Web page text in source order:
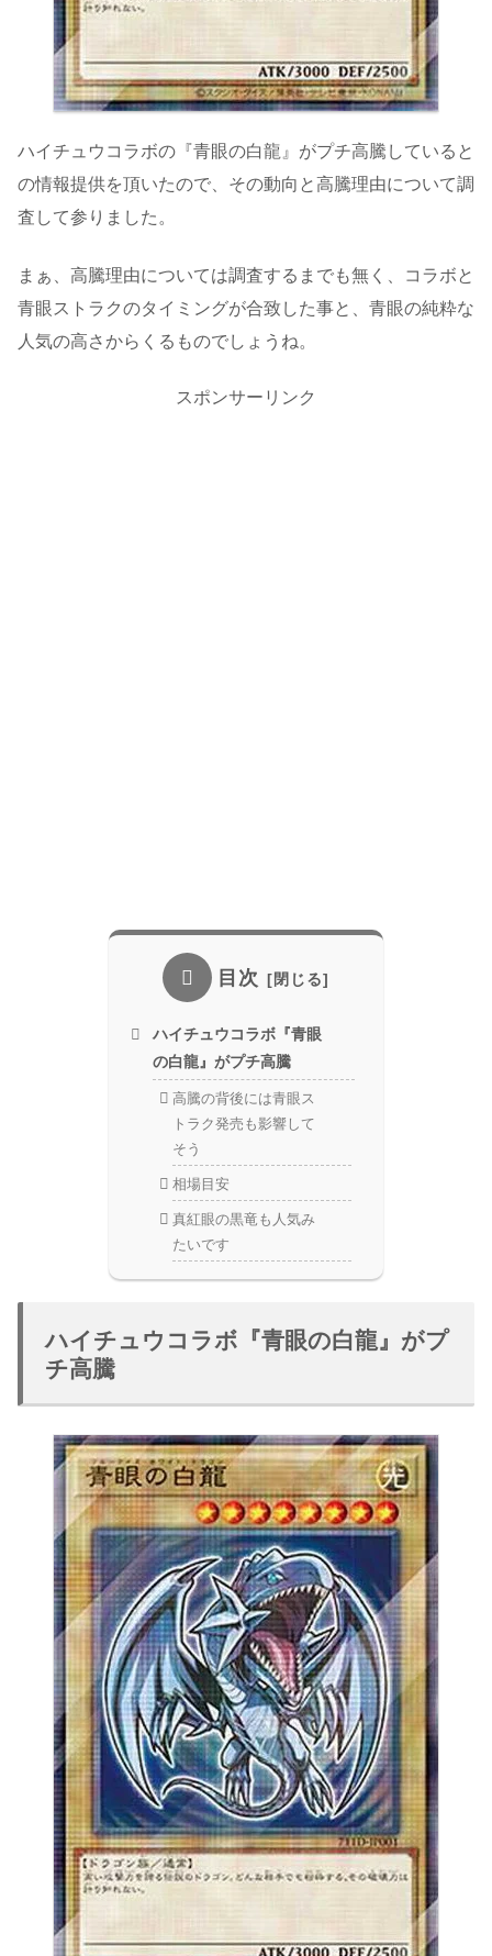
ハイチュウコラボの『青眼の白龍』がプチ高騰していると
の情報提供を頂いたので、その動向と高騰理由について調
査して参りました。
まぁ、高騰理由については調査するまでも無く、コラボと
青眼ストラクのタイミングが合致した事と、青眼の純粋な
人気の高さからくるものでしょうね。
スポンサーリンク
目次
ハイチュウコラボ『青眼
の白龍』がプチ高騰
高騰の背後には青眼ス
トラク発売も影響して
そう
相場目安
真紅眼の黒竜も人気み
たいです
ハイチュウコラボ『青眼の白龍』がプ
チ高騰